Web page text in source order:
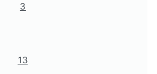
3
13